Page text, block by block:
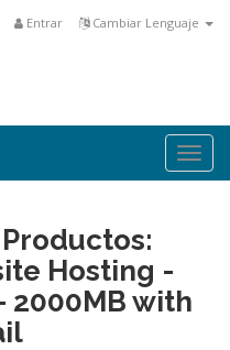
Cambiar Lenguaje
Entrar
Hosting -
2000MB with